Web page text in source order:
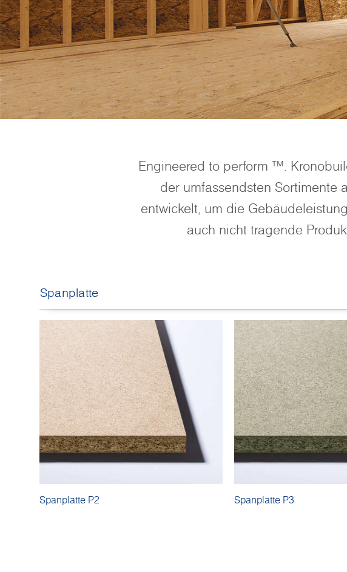
Engineered to perform ™.
der umfassendsten Sortimente
entwickelt, um die
auch nicht tragende
Spanplatte
Spanplatte P2 Spanplatte P3